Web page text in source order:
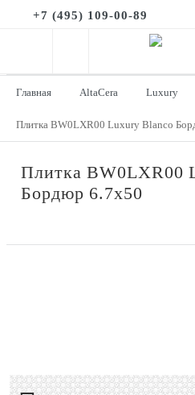
+7 (495) 109-00-89
Главная AltaCera Luxury
Плитка BW0LXR00 Luxury Blanco
Плитка BW0LXR00
Бордюр 6.7х50